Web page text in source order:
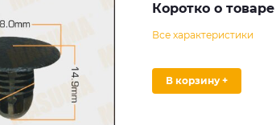
Коротко о товаре
Все характеристики
В корзину +